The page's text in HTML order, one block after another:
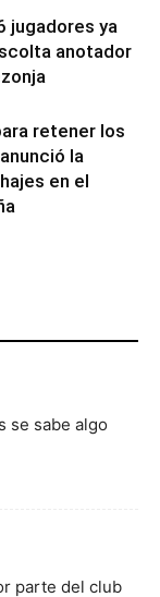
jugadores ya
anotador
retener los
la
en el
se sabe algo
parte del club